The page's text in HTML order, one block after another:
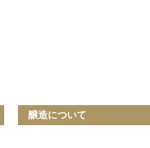
醸造について